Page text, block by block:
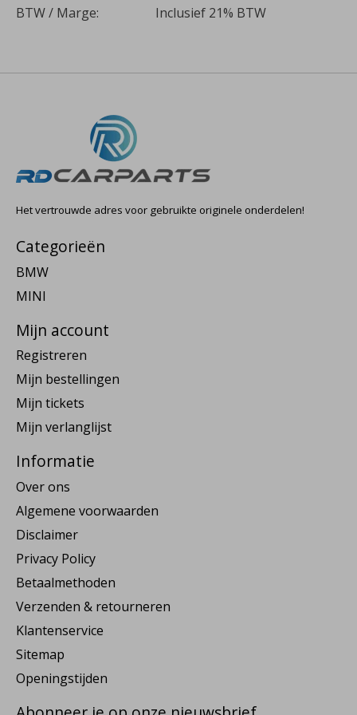
BTW / Marge: Inclusief 21% BTW
Het vertrouwde adres voor gebruikte originele onderdelen!
Categorieën
BMW
MINI
Mijn account
Registreren
Mijn bestellingen
Mijn tickets
Mijn verlanglijst
Informatie
Over ons
Algemene voorwaarden
Disclaimer
Privacy Policy
Betaalmethoden
Verzenden & retourneren
Klantenservice
Sitemap
Openingstijden